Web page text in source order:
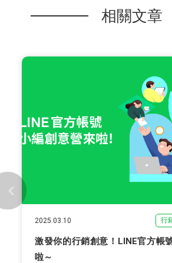
相關文章
2025.03.10 行
激發你的行銷創意！LINE官方帳
啦～